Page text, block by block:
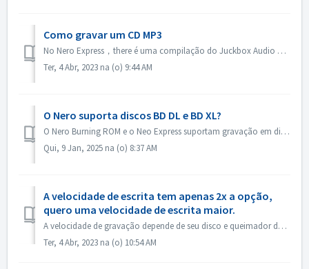
Como gravar um CD MP3
No Nero Express，there é uma compilação do Juckbox Audio CD que cria um CD com todos os seus arquivos favoritos MP3, WMA ou Nero AAC que podem ser reproduzi...
Ter, 4 Abr, 2023 na (o) 9:44 AM
O Nero suporta discos BD DL e BD XL?
O Nero Burning ROM e o Neo Express suportam gravação em discos BD DL (50 GB) e BD XL (100 GB e 128 GB). O Nero Video suporta gravação para BD DL (50GB). Não...
Qui, 9 Jan, 2025 na (o) 8:37 AM
A velocidade de escrita tem apenas 2x a opção,
quero uma velocidade de escrita maior.
A velocidade de gravação depende de seu disco e queimador de disco. Nero Burning ROM detecta automaticamente o queimador de disco e o disco e lista a veloci...
Ter, 4 Abr, 2023 na (o) 10:54 AM